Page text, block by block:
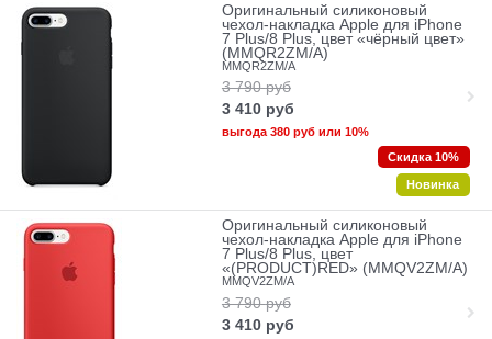
Оригинальный силиконовый
чехол-накладка Apple для iPhone
7 Plus/8 Plus, цвет «чёрный цвет»
(MMQR2ZM/A)
MMQR2ZM/A
3 790 руб
3 410 руб
выгода 380 рубили 10%
Скидка 10%
Новинка
Оригинальный силиконовый
чехол-накладка Apple для iPhone
7 Plus/8 Plus, цвет
«(PRODUCT)RED» (MMQV2ZM/A)
MMQV2ZM/A
3 790 руб
3 410 руб